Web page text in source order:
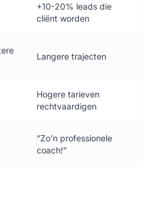
+10-20% leads die
cliënt worden
Langere trajecten
Hogere tarieven
rechtvaardigen
”Zo’n professionele
coach!”